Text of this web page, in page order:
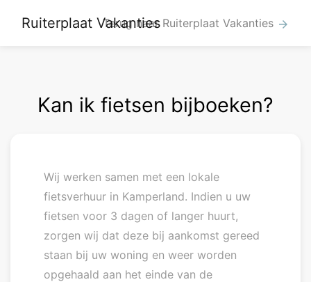
Ruiterplaat VakantiesTerug naar Ruiterplaat Vakanties arrow_forward
Kan ik fietsen bijboeken?
Wij werken samen met een lokale
fietsverhuur in Kamperland. Indien u uw
fietsen voor 3 dagen of langer huurt,
zorgen wij dat deze bij aankomst gereed
staan bij uw woning en weer worden
opgehaald aan het einde van de